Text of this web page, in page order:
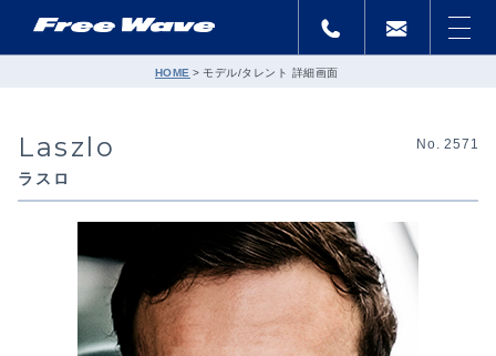
HOME モデル/タレント 詳細画面
Laszlo
ラスロ
No. 2571